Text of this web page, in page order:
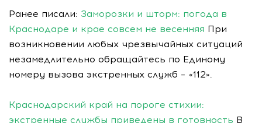
Ранее писали: Заморозки и шторм: погода в
Краснодаре и крае совсем не весенняя При
возникновении любых чрезвычайных ситуаций
незамедлительно обращайтесь по Единому
номеру вызова экстренных служб – «112».
Краснодарский край на пороге стихии:
экстренные службы приведены в готовность В